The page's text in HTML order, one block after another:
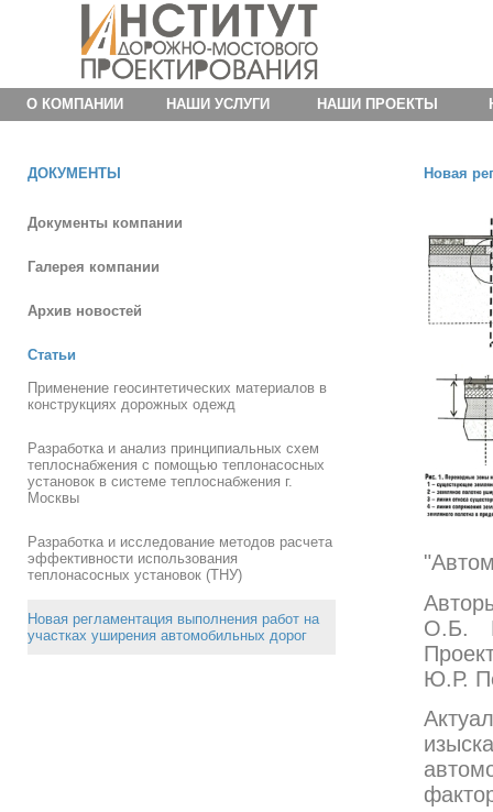
О КОМПАНИИ НАШИ УСЛУГИ НАШИ ПРОЕКТЫ
ДОКУМЕНТЫ
Документы компании
Галерея компании
Архив новостей
Статьи
Применение геосинтетических материалов в
конструкциях дорожных одежд
Разработка и анализ принципиальных схем
теплоснабжения с помощью теплонасосных
установок в системе теплоснабжения г.
Москвы
Разработка и исследование методов расчета
эффективности использования
теплонасосных установок (ТНУ)
Новая регламентация выполнения работ на
участках уширения автомобильных дорог
Новая
О.Б.
Ю.Р.